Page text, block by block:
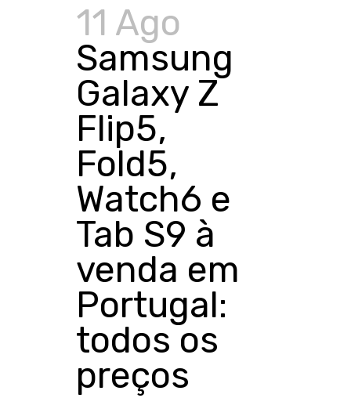
11 Ago
Samsung
Galaxy Z
Flip5,
Fold5,
Watch6 e
Tab S9 à
venda em
Portugal:
todos os
preços